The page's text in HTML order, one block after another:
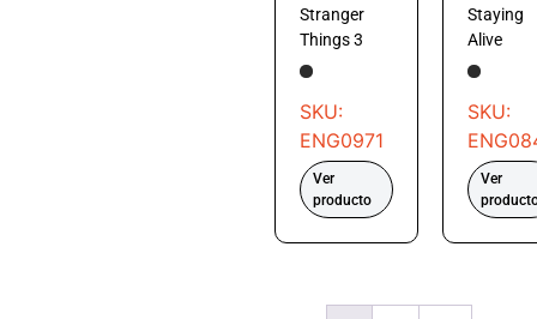
Stranger
Things 3
SKU:
ENG0971
Ver
producto
Staying
Alive
SKU:
Ver